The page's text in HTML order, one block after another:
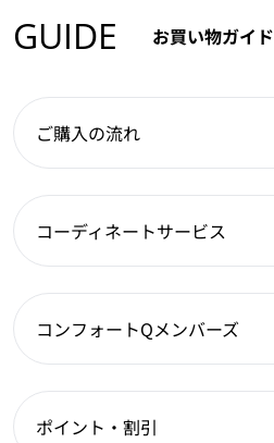
GUIDE お買い物ガイド
ご購入の流れ
コーディネートサービス
コンフォートQメンバーズ
ポイント・割引